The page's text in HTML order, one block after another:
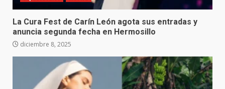
La Cura Fest de Carín León agota sus entradas y
anuncia segunda fecha en Hermosillo
diciembre 8, 2025